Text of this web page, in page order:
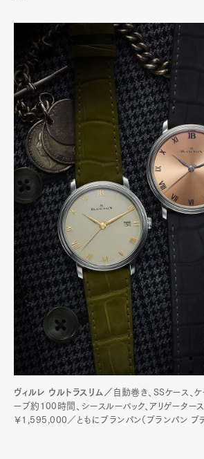
ヴィルレ ウルトラスリム／ 自動巻き、SSケース、
ーブ約100時間、シースルーバック、アリゲーター
￥1,595,000／ともにブランパン（ブランパン ブテ